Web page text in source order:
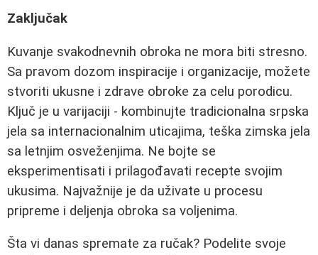
Zaključak
Kuvanje svakodnevnih obroka ne mora biti stresno.
Sa pravom dozom inspiracije i organizacije, možete
stvoriti ukusne i zdrave obroke za celu porodicu.
Ključ je u varijaciji - kombinujte tradicionalna srpska
jela sa internacionalnim uticajima, teška zimska jela
sa letnjim osveženjima. Ne bojte se
eksperimentisati i prilagođavati recepte svojim
ukusima. Najvažnije je da uživate u procesu
pripreme i deljenja obroka sa voljenima.
Šta vi danas spremate za ručak? Podelite svoje